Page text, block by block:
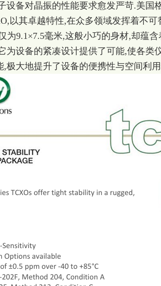
设备对晶振的性能要求愈发严苛.美国
以其卓越特性,在众多领域发挥着不可
为9.1×7.5毫米,这般小巧的身材,却蕴
为设备的紧凑设计提供了可能,使各类
,极大地提升了设备的便携性与空间利